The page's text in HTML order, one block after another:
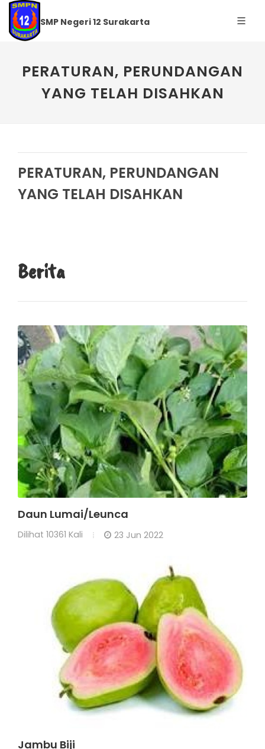
SMP Negeri 12 Surakarta
PERATURAN, PERUNDANGAN
YANG TELAH DISAHKAN
PERATURAN, PERUNDANGAN
YANG TELAH DISAHKAN
Berita
Daun Lumai/Leunca
Dilihat 10361 Kali 23 Jun 2022
Jambu Biji